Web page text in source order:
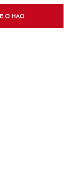
С НАС